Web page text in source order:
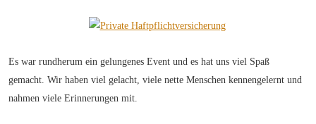
Es war rundherum ein gelungenes Event und es hat uns viel Spaß
gemacht. Wir haben viel gelacht, viele nette Menschen kennengelernt und
nahmen viele Erinnerungen mit.